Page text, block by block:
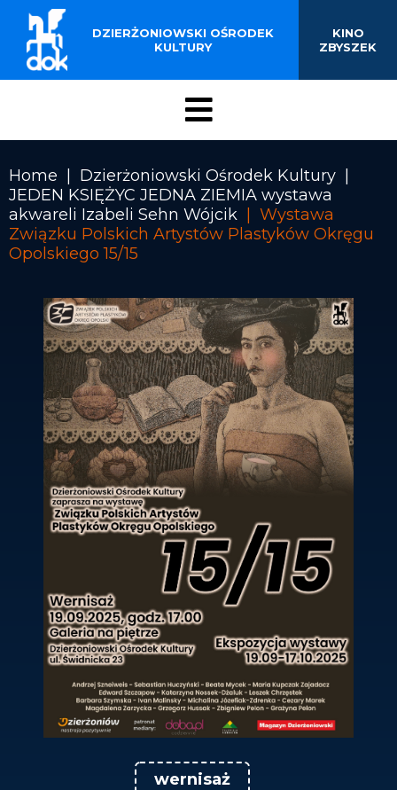
Przejdź
treści
Menu
DOK
BUDYNKU KINOTEATRU
„ZBYSZEK” W
DZIERŻONIOWIE
DZIERŻONIOWSKI OŚRODEK
KULTURY
KINO
ZBYSZEK
Ścieżka
nawigacyjna
Home
Dzierżoniowski Ośrodek Kultury
JEDEN KSIĘŻYC JEDNA ZIEMIA wystawa
akwareli Izabeli Sehn Wójcik
Wystawa
Związku Polskich Artystów Plastyków Okręgu
Opolskiego 15/15
wernisaż